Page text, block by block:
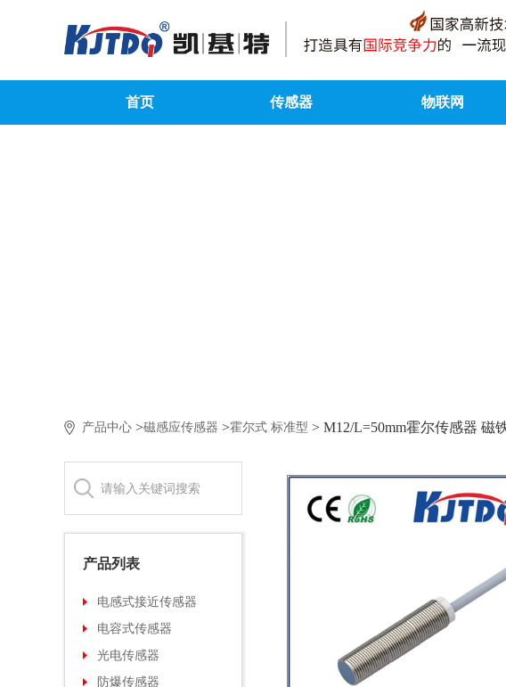
首页 传感器 物联网
产品中心 >磁感应传感器 >霍尔式 标准型 > M12/L=50mm霍尔传感器 磁
产品列表
电感式接近传感器
电容式传感器
光电传感器
防爆传感器